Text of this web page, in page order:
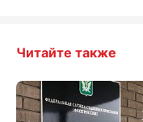
Читайте также